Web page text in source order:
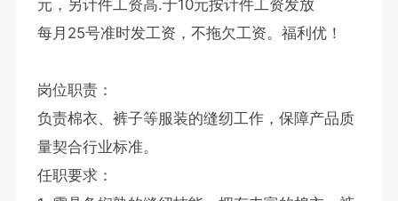
元，另计件工资高.于10元按计件工资发放
每月25号准时发工资，不拖欠工资。福利优！
岗位职责：
负责棉衣、裤子等服装的缝纫工作，保障产品质
量契合行业标准。
任职要求：